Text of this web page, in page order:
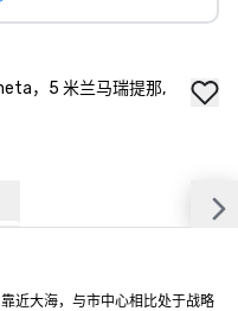
，5 米兰马瑞提那,
近大海，与市中心相比处于战略